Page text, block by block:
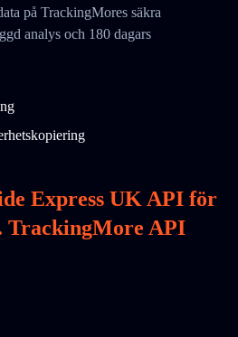
på TrackingMores säkra
analys och 180 dagars
Express UK API för
TrackingMore API